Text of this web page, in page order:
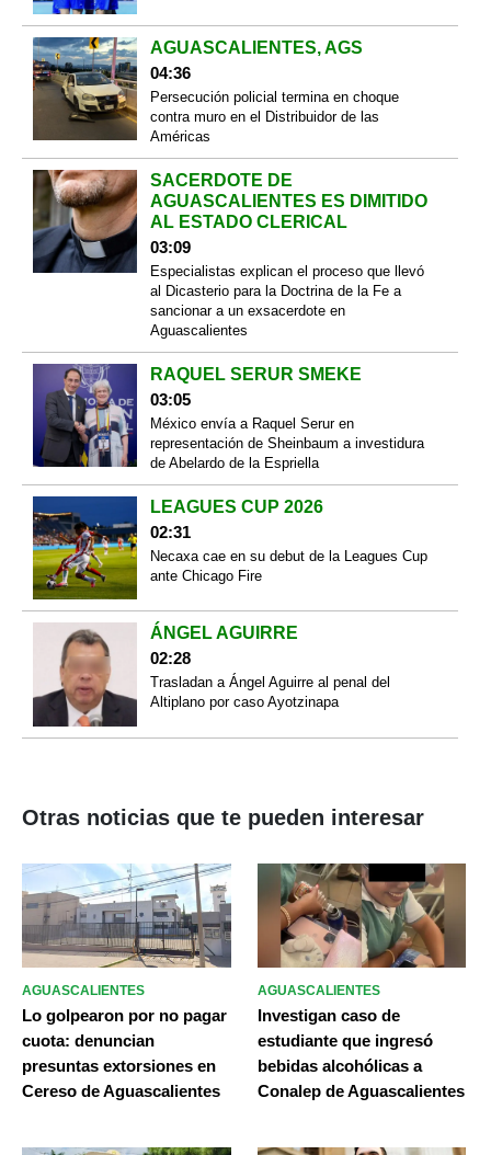
AGUASCALIENTES, AGS
04:36
Persecución policial termina en choque
contra muro en el Distribuidor de las
Américas
SACERDOTE DE
AGUASCALIENTES ES DIMITIDO
AL ESTADO CLERICAL
03:09
Especialistas explican el proceso que llevó
al Dicasterio para la Doctrina de la Fe a
sancionar a un exsacerdote en
Aguascalientes
RAQUEL SERUR SMEKE
03:05
México envía a Raquel Serur en
representación de Sheinbaum a investidura
de Abelardo de la Espriella
LEAGUES CUP 2026
02:31
Necaxa cae en su debut de la Leagues Cup
ante Chicago Fire
ÁNGEL AGUIRRE
02:28
Trasladan a Ángel Aguirre al penal del
Altiplano por caso Ayotzinapa
Otras noticias que te pueden interesar
AGUASCALIENTES
Lo golpearon por no pagar
cuota: denuncian
presuntas extorsiones en
Cereso de Aguascalientes
AGUASCALIENTES
Investigan caso de
estudiante que ingresó
bebidas alcohólicas a
Conalep de Aguascalientes